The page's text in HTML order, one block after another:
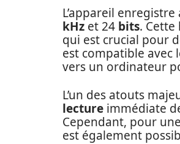
L’appareil
kHz et 24 bits.
qui est crucial pour
est compatible avec
vers un ordinateur
L’un des atouts
lecture immédiate
Cependant, pour
est également